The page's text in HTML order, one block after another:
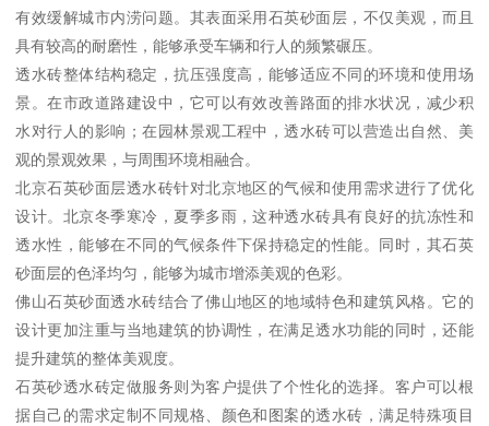
有效缓解城市内涝问题。其表面采用石英砂面层，不仅美观，而且
具有较高的耐磨性，能够承受车辆和行人的频繁碾压。
透水砖整体结构稳定，抗压强度高，能够适应不同的环境和使用场
景。在市政道路建设中，它可以有效改善路面的排水状况，减少积
水对行人的影响；在园林景观工程中，透水砖可以营造出自然、美
观的景观效果，与周围环境相融合。
北京石英砂面层透水砖针对北京地区的气候和使用需求进行了优化
设计。北京冬季寒冷，夏季多雨，这种透水砖具有良好的抗冻性和
透水性，能够在不同的气候条件下保持稳定的性能。同时，其石英
砂面层的色泽均匀，能够为城市增添美观的色彩。
佛山石英砂面透水砖结合了佛山地区的地域特色和建筑风格。它的
设计更加注重与当地建筑的协调性，在满足透水功能的同时，还能
提升建筑的整体美观度。
石英砂透水砖定做服务则为客户提供了个性化的选择。客户可以根
据自己的需求定制不同规格、颜色和图案的透水砖，满足特殊项目